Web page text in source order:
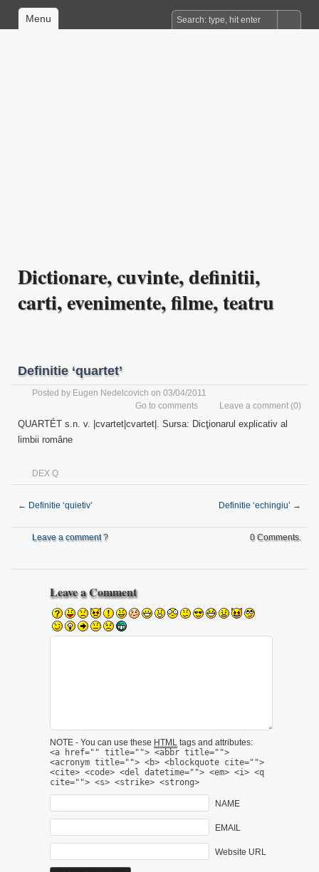
Menu
Dictionare, cuvinte, definitii,
carti, evenimente, filme, teatru
Definitie ‘quartet’
Posted by Eugen Nedelcovich on 03/04/2011
Leave a comment (0)
Go to comments
QUARTÉT s.n. v. |cvartet|cvartet|. Sursa: Dicţionarul explicativ al
limbii române
DEX Q
← Definitie ‘quietiv’ Definitie ‘echingiu’ →
Leave a comment ? 0 Comments.
Leave a Comment
NOTE - You can use these HTML tags and attributes:
<a href="" title=""> <abbr title="">
<acronym title=""> <b> <blockquote cite="">
<cite> <code> <del datetime=""> <em> <i> <q
cite=""> <s> <strike> <strong>
NAME
EMAIL
Website URL